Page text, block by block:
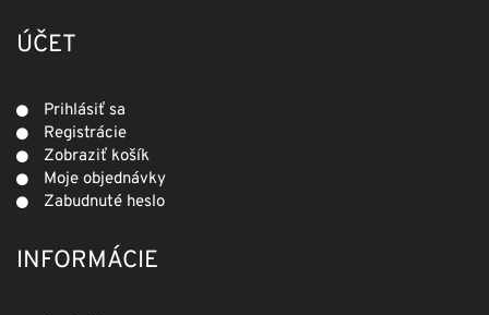
ÚČET
Prihlásiť sa
Registrácie
Zobraziť košík
Moje objednávky
Zabudnuté heslo
INFORMÁCIE